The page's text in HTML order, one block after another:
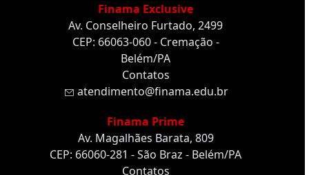
Finama Exclusive
Av. Conselheiro Furtado, 2499
CEP: 66063-060 - Cremação -
Belém/PA
Contatos
atendimento@finama.edu.br
Finama Prime
Av. Magalhães Barata, 809
CEP: 66060-281 - São Braz - Belém/PA
Contatos